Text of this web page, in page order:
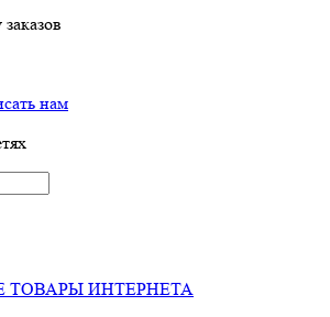
нам
ИНТЕРНЕТА